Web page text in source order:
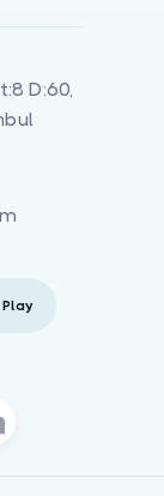
D:60,